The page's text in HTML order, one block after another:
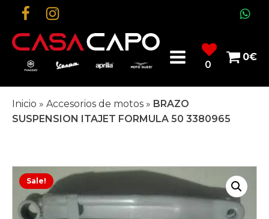
0
0€
Inicio » Accesorios de motos » BRAZO
SUSPENSION ITAJET FORMULA 50 3380965
Sale!